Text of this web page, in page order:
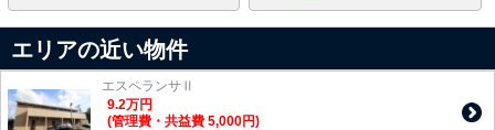
エリアの近い物件
エスペランサⅡ
9.2万円
(管理費・共益費 5,000円)